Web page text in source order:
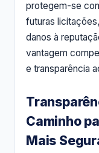
protegem-se
futuras
danos à
vantagem
e transparência
Caminho
Mais